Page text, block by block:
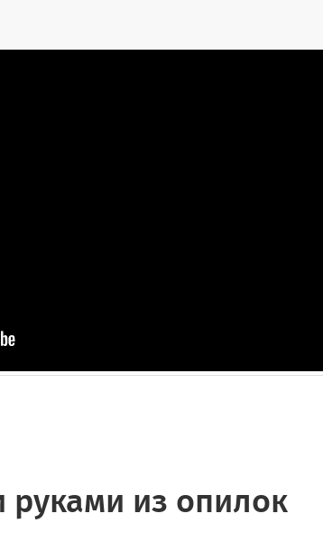
руками из опилок